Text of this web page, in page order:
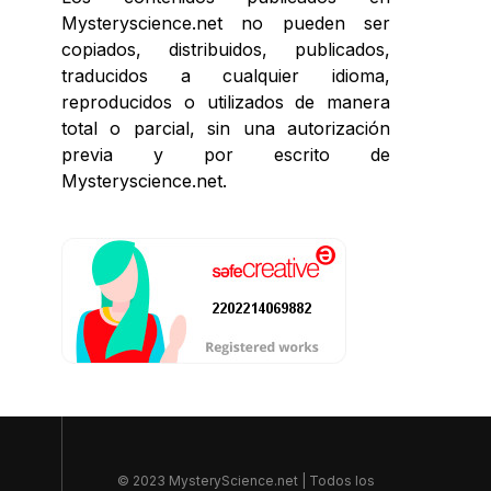
Mysteryscience.net no pueden ser
copiados, distribuidos, publicados,
traducidos a cualquier idioma,
reproducidos o utilizados de manera
total o parcial, sin una autorización
previa y por escrito de
Mysteryscience.net.
© 2023 MysteryScience.net | Todos los